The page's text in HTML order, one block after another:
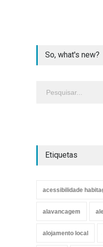
So, what's new?
Etiquetas
acessibilidade
alavancagem
alojamento local